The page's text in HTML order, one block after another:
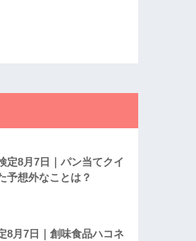
定8月7日｜パン当てクイ
予想外なことは？
8月7日｜創味食品ハコネ